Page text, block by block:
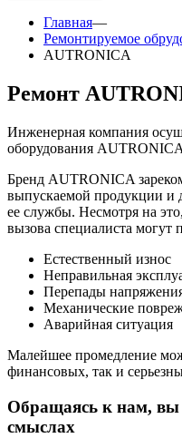
Главная—
Ремонтируемое
AUTRONICA
Ремонт
Инженерная компания
оборудования
Бренд AUTRONICA
выпускаемой продукции и
ее службы. Несмотря на
вызова специалиста могут
Естественный износ
Неправильная
Перепады
Механические
Аварийная ситуация
Малейшее промедление
финансовых, так и
Обращаясь к нам, вы
смыслах